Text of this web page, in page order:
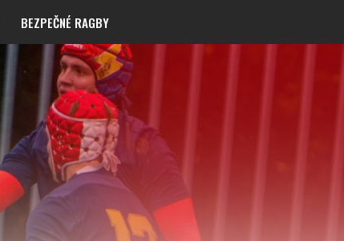
BEZPEČNÉ RAGBY